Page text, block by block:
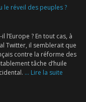
le réveil des peuples ?
l’Europe ? En tout cas, à
Twitter, il semblerait que
contre la réforme des
tâche d’huile
... Lire la suite